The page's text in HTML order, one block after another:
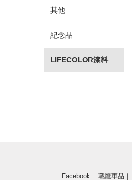
其他
紀念品
LIFECOLOR漆料
Facebook ｜ 戰鷹軍品 ｜